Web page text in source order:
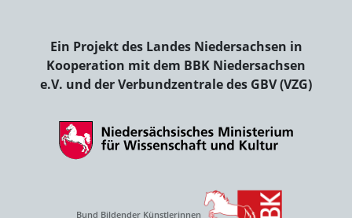
Ein Projekt des Landes Niedersachsen in
Kooperation mit dem BBK Niedersachsen
e.V. und der Verbundzentrale des GBV (VZG)
Bund Bildender Künstlerinnen